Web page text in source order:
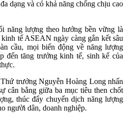
dạng và có khả năng chống chịu cao
năng lượng theo hướng bền vững là
tế ASEAN ngày càng gắn kết sâu
cầu, mọi biến động về năng lượng
đến tăng trưởng kinh tế, sinh kế của
trưởng Nguyễn Hoàng Long nhấn
cân bằng giữa ba mục tiêu then chốt
thúc đẩy chuyển dịch năng lượng
người dân, doanh nghiệp.